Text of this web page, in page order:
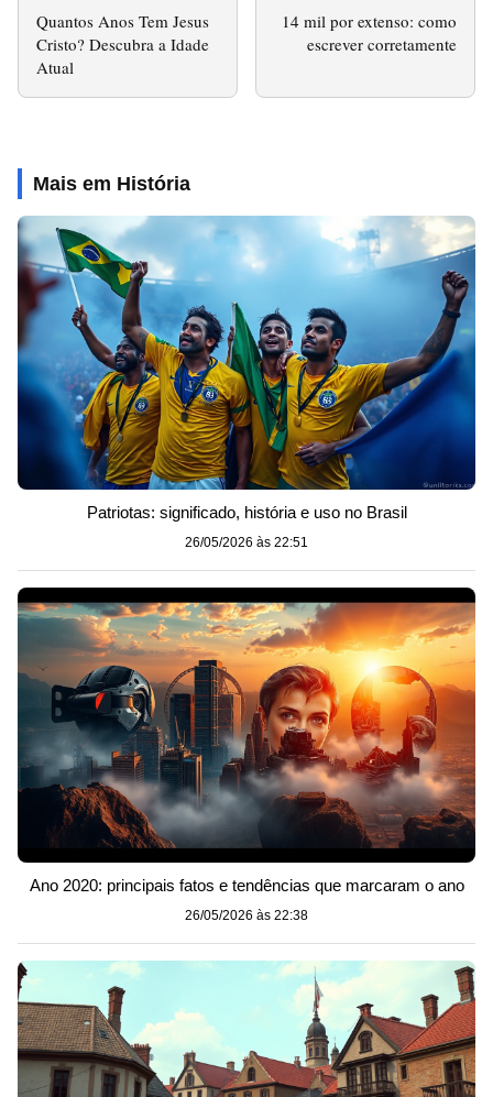
Quantos Anos Tem Jesus
Cristo? Descubra a Idade
Atual
14 mil por extenso: como
escrever corretamente
Mais em História
Patriotas: significado, história e uso no Brasil
26/05/2026 às 22:51
Ano 2020: principais fatos e tendências que marcaram o ano
26/05/2026 às 22:38